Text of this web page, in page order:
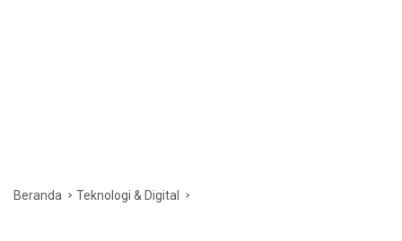
Beranda Teknologi & Digital